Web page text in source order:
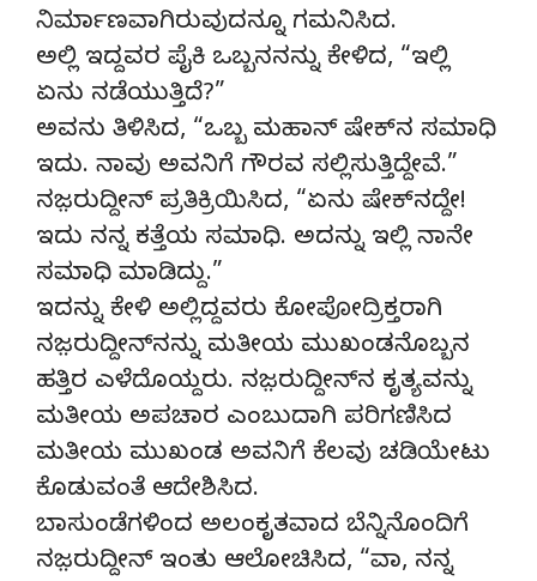
ನಿರ್ಮಾಣವಾಗಿರುವುದನ್ನೂ ಗಮನಿಸಿದ.
ಅಲ್ಲಿ ಇದ್ದವರ ಪೈಕಿ ಒಬ್ಬನನನ್ನು ಕೇಳಿದ, “ಇಲ್ಲಿ
ಏನು ನಡೆಯುತ್ತಿದೆ?”
ಅವನು ತಿಳಿಸಿದ, “ಒಬ್ಬ ಮಹಾನ್‌ ಷೇಕ್‌ನ ಸಮಾಧಿ
ಇದು. ನಾವು ಅವನಿಗೆ ಗೌರವ ಸಲ್ಲಿಸುತ್ತಿದ್ದೇವೆ.”
ನಜ಼ರುದ್ದೀನ್‌ ಪ್ರತಿಕ್ರಿಯಿಸಿದ, “ಏನು ಷೇಕ್‌ನದ್ದೇ!
ಇದು ನನ್ನ ಕತ್ತೆಯ ಸಮಾಧಿ. ಅದನ್ನು ಇಲ್ಲಿ ನಾನೇ
ಸಮಾಧಿ ಮಾಡಿದ್ದು.”
ಇದನ್ನು ಕೇಳಿ ಅಲ್ಲಿದ್ದವರು ಕೋಪೋದ್ರಿಕ್ತರಾಗಿ
ನಜ಼ರುದ್ದೀನ್‌ನನ್ನು ಮತೀಯ ಮುಖಂಡನೊಬ್ಬನ
ಹತ್ತಿರ ಎಳೆದೊಯ್ದರು. ನಜ಼ರುದ್ದೀನ್‌ನ ಕೃತ್ಯವನ್ನು
ಮತೀಯ ಅಪಚಾರ ಎಂಬುದಾಗಿ ಪರಿಗಣಿಸಿದ
ಮತೀಯ ಮುಖಂಡ ಅವನಿಗೆ ಕೆಲವು ಚಡಿಯೇಟು
ಕೊಡುವಂತೆ ಆದೇಶಿಸಿದ.
ಬಾಸುಂಡೆಗಳಿಂದ ಅಲಂಕೃತವಾದ ಬೆನ್ನಿನೊಂದಿಗೆ
ನಜ಼ರುದ್ದೀನ್‌ ಇಂತು ಆಲೋಚಿಸಿದ, “ವಾ, ನನ್ನ